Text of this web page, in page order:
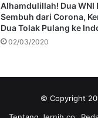
Alhamdulillah! Dua WNI
Sembuh dari Corona,
Dua Tolak Pulang ke
02/03/2020
© Copyright